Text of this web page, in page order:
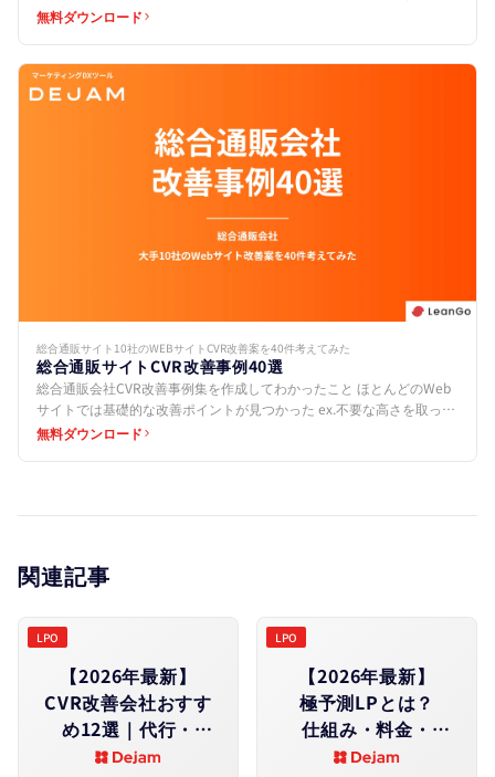
スとなっています。 しかし、その最適化プロセ…
無料ダウンロード
総合通販サイト10社のWEBサイトCVR改善案を40件考えてみた
総合通販サイトCVR改善事例40選
総合通販会社CVR改善事例集を作成してわかったこと ほとんどのWeb
サイトでは基礎的な改善ポイントが見つかった ex.不要な高さを取って
いる、CTAボタンを設置していないなど 共通…
無料ダウンロード
関連記事
【2026年最新】
CVR改善会社おすす
め12選｜代行・
コンサルの​選び方と​
LPO
【2026年最新】
極予測LPとは？​
仕組み・料金・
効果を​徹底解説｜
LPO